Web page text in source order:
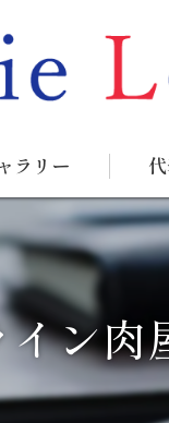
ラリー
ン